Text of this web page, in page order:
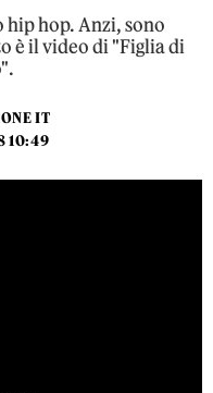
hip hop. Anzi, sono
è il video di "Figlia di
IT
10:49